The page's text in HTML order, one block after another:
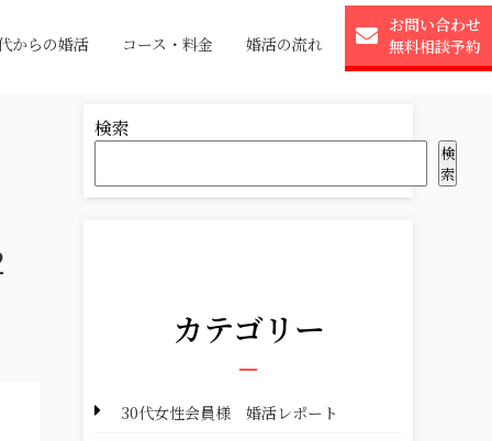
からの婚活 コース・料金 婚活の流れ
お問い合わせ
無料相談予約
検索
検
索
カテゴリー
30代女性会員様 婚活レポート